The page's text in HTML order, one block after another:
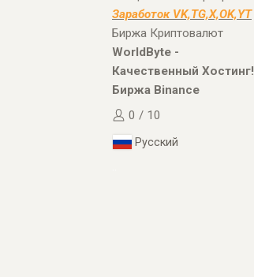
Заработок VK,TG,X,OK,YT
Биржа Криптовалют
WorldByte -
Качественный Хостинг!
Биржа Binance
0 / 10
Русский